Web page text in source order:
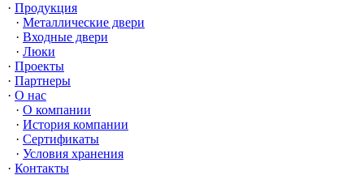
Продукция
Металлические двери
Входные двери
Люки
Проекты
Партнеры
О нас
О компании
История компании
Сертификаты
Условия хранения
Контакты